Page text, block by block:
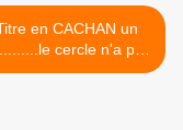
en CACHAN un
cercle n'a pas
les MEAUX !!! >